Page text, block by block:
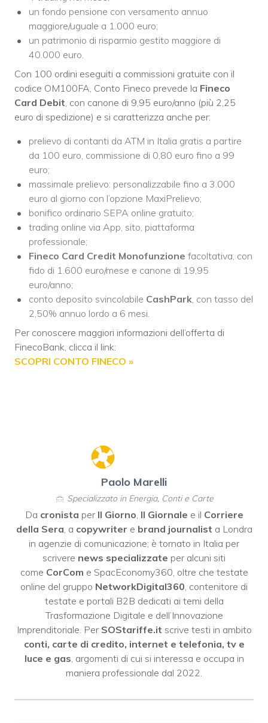
un fondo pensione con versamento annuo
maggiore/uguale a 1.000 euro;
un patrimonio di risparmio gestito maggiore di
40.000 euro.
Con 100 ordini eseguiti a commissioni gratuite con il
codice OM100FA, Conto Fineco prevede la Fineco
Card Debit, con canone di 9,95 euro/anno (più 2,25
euro di spedizione) e si caratterizza anche per:
prelievo di contanti da ATM in Italia gratis a partire
da 100 euro, commissione di 0,80 euro fino a 99
euro;
massimale prelievo: personalizzabile fino a 3.000
euro al giorno con l’opzione MaxiPrelievo;
bonifico ordinario SEPA online gratuito;
trading online via App, sito, piattaforma
professionale;
Fineco Card Credit Monofunzione facoltativa, con
fido di 1.600 euro/mese e canone di 19,95
euro/anno;
conto deposito svincolabile CashPark, con tasso del
2,50% annuo lordo a 6 mesi.
Per conoscere maggiori informazioni dell’offerta di
FinecoBank, clicca il link:
SCOPRI CONTO FINECO »
Paolo Marelli
Specializzato in Energia, Conti e Carte
Da cronista per Il Giorno, Il Giornale e il Corriere
della Sera, a copywriter e brand journalist a Londra
in agenzie di comunicazione; è tornato in Italia per
scrivere news specializzate per alcuni siti
come CorCom e SpacEconomy360, oltre che testate
online del gruppo NetworkDigital360, contenitore di
testate e portali B2B dedicati ai temi della
Trasformazione Digitale e dell’Innovazione
Imprenditoriale. Per SOStariffe.it scrive testi in ambito
conti, carte di credito, internet e telefonia, tv e
luce e gas, argomenti di cui si interessa e occupa in
maniera professionale dal 2022.